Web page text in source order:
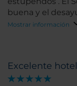
buena y el desayuno aún mejor con una terraza
muy agradable
Mostrar información
Excelente hotel